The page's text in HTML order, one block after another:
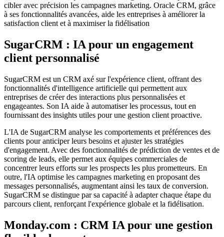
cibler avec précision les campagnes marketing. Oracle CRM, grâce
à ses fonctionnalités avancées, aide les entreprises à améliorer la
satisfaction client et à maximiser la fidélisation
SugarCRM : IA pour un engagement
client personnalisé
SugarCRM est un CRM axé sur l'expérience client, offrant des
fonctionnalités d'intelligence artificielle qui permettent aux
entreprises de créer des interactions plus personnalisées et
engageantes. Son IA aide à automatiser les processus, tout en
fournissant des insights utiles pour une gestion client proactive.
L'IA de SugarCRM analyse les comportements et préférences des
clients pour anticiper leurs besoins et ajuster les stratégies
d'engagement. Avec des fonctionnalités de prédiction de ventes et de
scoring de leads, elle permet aux équipes commerciales de
concentrer leurs efforts sur les prospects les plus prometteurs. En
outre, l'IA optimise les campagnes marketing en proposant des
messages personnalisés, augmentant ainsi les taux de conversion.
SugarCRM se distingue par sa capacité à adapter chaque étape du
parcours client, renforçant l'expérience globale et la fidélisation.
Monday.com : CRM IA pour une gestion